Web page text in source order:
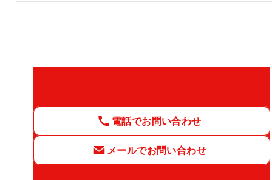
電話でお問い合わせ
メールでお問い合わせ